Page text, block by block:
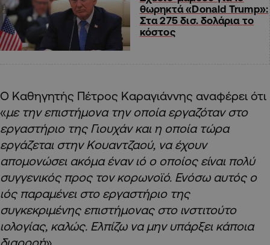
θωρηκτά «Donald Trump»:
Στα 275 δισ. δολάρια το
κόστος
Ο Καθηγητής Πέτρος Καραγιάννης αναφέρει ότι
«με την επιστήμονα την οποία εργαζόταν στο
εργαστήριο της Γιουχάν και η οποία τώρα
εργάζεται στην Κουαντζαού, να έχουν
απομονώσει ακόμα έναν ιό ο οποίος είναι πολύ
συγγενικός προς τον κορωνοϊό. Ενόσω αυτός ο
ιός παραμένει στο εργαστήριο της
συγκεκριμένης επιστήμονας στο ινστιτούτο
ιολογίας, καλώς. Ελπίζω να μην υπάρξει κάποια